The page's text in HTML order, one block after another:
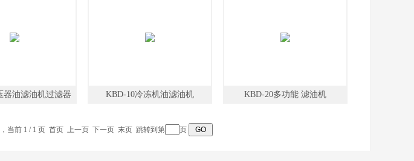
器油滤油机过滤器 KBD-10冷冻机油滤油机 KBD-20多功能 滤油机
当前 1 / 1 页 首页 上一页 下一页 末页 跳转到第 页